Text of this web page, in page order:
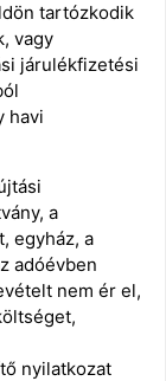
tartózkodik
vagy
járulékfizetési
havi
a
egyház, a
adóévben
nem ér el,
nyilatkozat